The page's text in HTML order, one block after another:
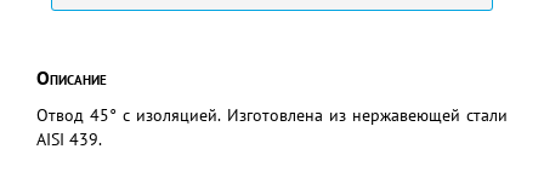
Описание
Отвод 45° с изоляцией. Изготовлена из нержавеющей стали
AISI 439.